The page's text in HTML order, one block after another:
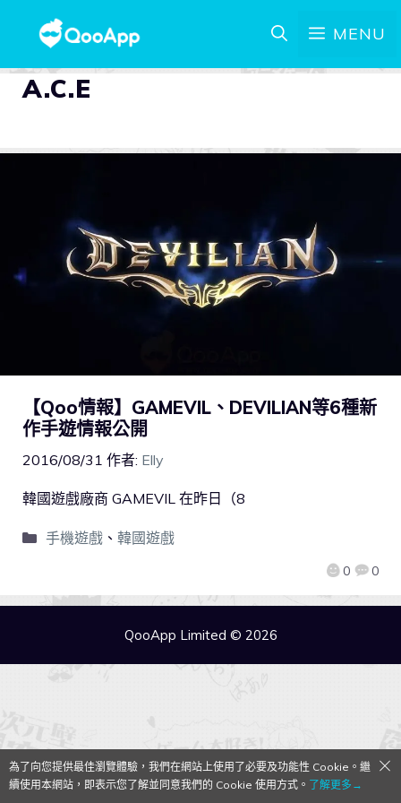
MENU
A.C.E
【Qoo情報】GAMEVIL、DEVILIAN等6種新
作手遊情報公開
2016/08/31 作者: Elly
0 0
韓國遊戲廠商 GAMEVIL 在昨日（8
手機遊戲、 韓國遊戲
QooApp Limited © 2026
為了向您提供最佳瀏覽體驗，我們在網站上使用了必要及功能性 Cookie。繼
續使用本網站，即表示您了解並同意我們的 Cookie 使用方式。 了解更多→